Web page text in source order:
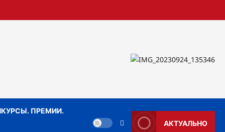
ПРЕМИИ.
АКТУАЛЬНО